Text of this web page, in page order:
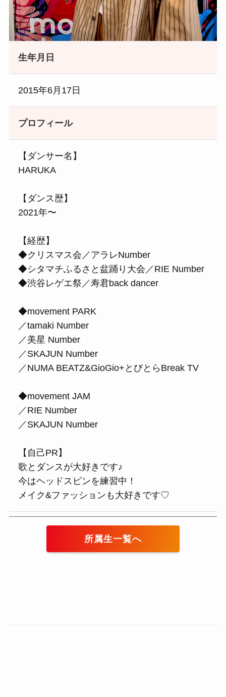
生年月日
2015年6月17日
プロフィール
【ダンサー名】
HARUKA
【ダンス歴】
2021年〜
【経歴】
◆クリスマス会／アラレNumber
◆シタマチふるさと盆踊り大会／RIE Number
◆渋谷レゲエ祭／寿君back dancer
◆movement PARK
／tamaki Number
／美星 Number
／SKAJUN Number
／NUMA BEATZ&GioGio+とびとらBreak TV
◆movement JAM
／RIE Number
／SKAJUN Number
【自己PR】
歌とダンスが大好きです♪
今はヘッドスピンを練習中！
メイク&ファッションも大好きです♡
所属生一覧へ